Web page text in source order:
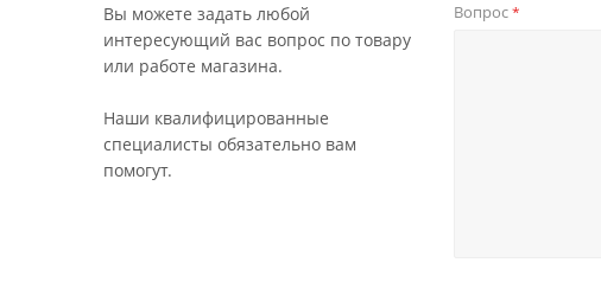
Вы можете задать любой
интересующий вас вопрос по товару
или работе магазина.
Наши квалифицированные
специалисты обязательно вам
помогут.
Вопрос*